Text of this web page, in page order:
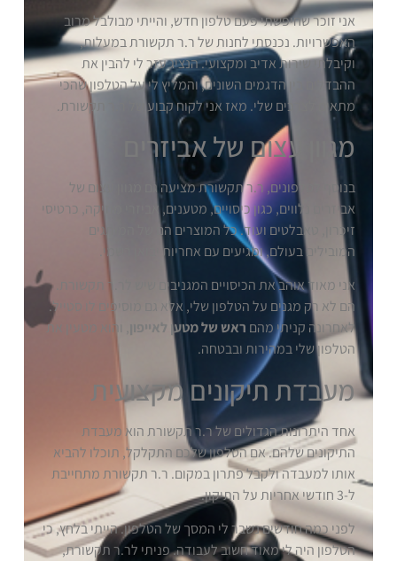
אני זוכר שחיפשתי פעם טלפון חדש, והייתי מבולבל מרוב
האפשרויות. נכנסתי לחנות של ר.ר תקשורת במעלות,
וקיבלתי שירות אדיב ומקצועי. הנציג עזר לי להבין את
ההבדלים בין הדגמים השונים, והמליץ לי על הטלפון שהכי
מתאים לצרכים שלי. מאז אני לקוח קבוע של ר.ר תקשורת.
מגוון עצום של אביזרים
בנוסף לטלפונים, ר.ר תקשורת מציעה גם מגוון עצום של
אביזרים נלווים, כגון כיסויים, מטענים, אביזרי מוזיקה, כרטיסי
זיכרון, טאבלטים ועוד. כל המוצרים הם של המותגים
המובילים בעולם, ומגיעים עם אחריות יבואן רשמי.
אני מאוד אוהב את הכיסויים המגניבים שיש לר.ר תקשורת.
הם לא רק מגנים על הטלפון שלי, אלא גם מוסיפים לו סטייל.
לאחרונה קניתי מהם ראש של מטען לאייפון , והוא מטעין את
הטלפון שלי במהירות ובבטחה.
מעבדת תיקונים מקצועית
אחד היתרונות הגדולים של ר.ר תקשורת הוא מעבדת
התיקונים שלהם. אם הטלפון שלכם התקלקל, תוכלו להביא
אותו למעבדה ולקבל פתרון במקום. ר.ר תקשורת מתחייבת
ל-3 חודשי אחריות על התיקון.
לפני כמה חודשים נשבר לי המסך של הטלפון. הייתי בלחץ, כי
הטלפון היה לי מאוד חשוב לעבודה. פניתי לר.ר תקשורת,